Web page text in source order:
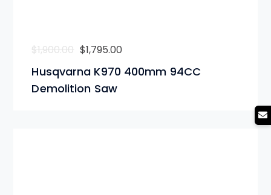
Husqvarna K970 400mm 94CC
Demolition Saw
$1,900.00 $1,795.00